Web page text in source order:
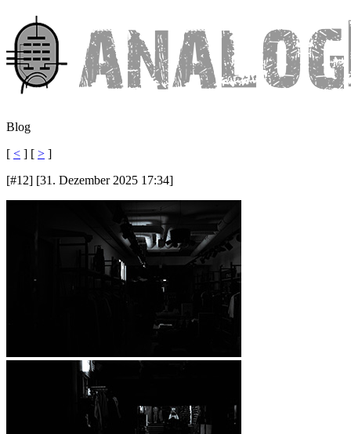
Blog
[ < ] [ > ]
[#12] [31. Dezember 2025 17:34]